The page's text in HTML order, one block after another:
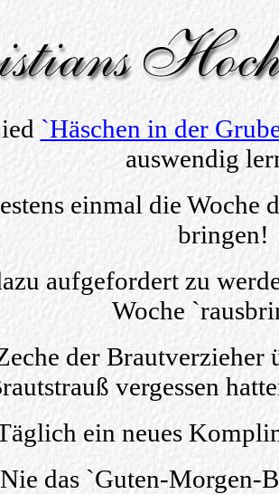
`Häschen in der
auswendig
einmal die Woche
bringen!
aufgefordert zu
Woche
der Brautverzieher
vergessen
ein neues
Nie das `Guten-Morgen-